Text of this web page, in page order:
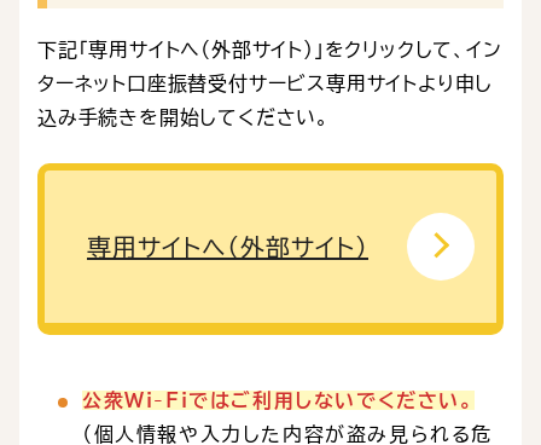
下記「専用サイトへ（外部サイト）」をクリックして、イン
ターネット口座振替受付サービス専用サイトより申し
込み手続きを開始してください。
専用サイトへ（外部サイト）
公衆Wi-Fiではご利用しないでください。
（個人情報や入力した内容が盗み見られる危